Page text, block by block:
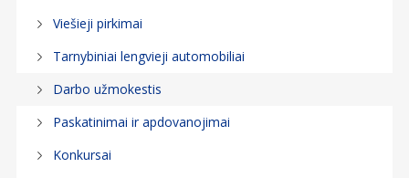
Viešieji pirkimai
Tarnybiniai lengvieji automobiliai
Darbo užmokestis
Paskatinimai ir apdovanojimai
Konkursai